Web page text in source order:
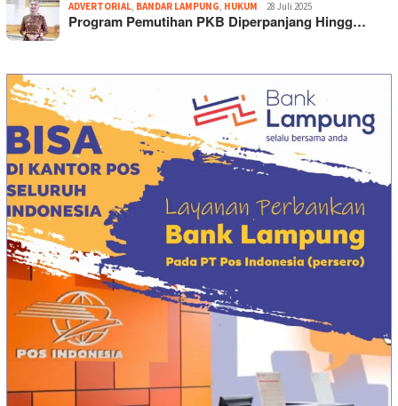
ADVERTORIAL BANDAR LAMPUNG HUKUM 28 Juli 2025
Program Pemutihan PKB Diperpanjang Hingg…